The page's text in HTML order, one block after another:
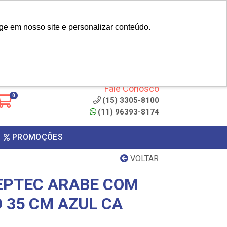
em nosso site e personalizar conteúdo.
0
Fale Conosco
(15) 3305-8100
(11) 96393-8174
PROMOÇÕES
VOLTAR
ARABE COM
35 CM AZUL CA